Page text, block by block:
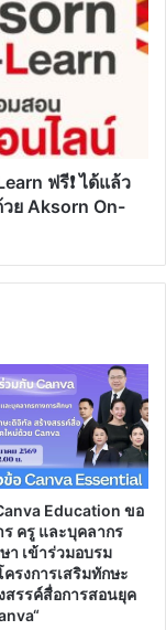
ฟรี❗️ ได้แล้ว
ย Aksorn On-
Education ขอ
ครู และบุคลากร
า เข้าร่วมอบรม
รงการเสริมทักษะ
สรรค์สื่อการสอนยุค